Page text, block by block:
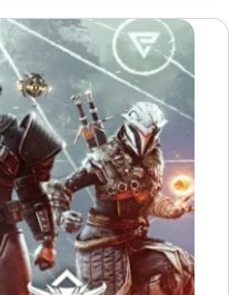
2
The
Witcher